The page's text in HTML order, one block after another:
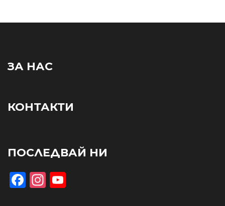
ЗА НАС
КОНТАКТИ
ПОСЛЕДВАЙ НИ
Facebook
Instagram